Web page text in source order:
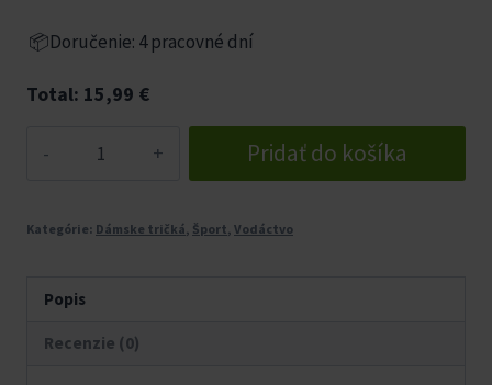
📦Doručenie: 4 pracovné dní
Total: 15,99 €
množstvo
Pridať do košíka
Kategórie: Dámske tričká, Šport, Vodáctvo
Popis
Recenzie (0)